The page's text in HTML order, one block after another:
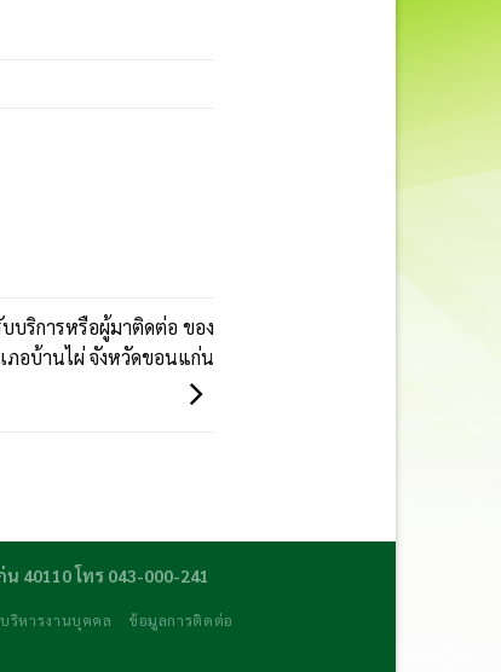
บริการหรือผู้มาติดต่อ ของ
ภอบ้านไผ่ จังหวัดขอนแก่น
40110 โทร 043-000-241
ริหารงานบุคคล ข้อมูลการติดต่อ